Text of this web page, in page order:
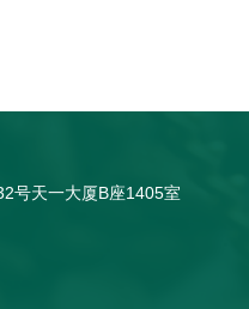
号天一大厦B座1405室